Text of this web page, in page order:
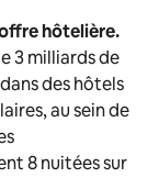
hôtelière.
3 milliards de
des hôtels
au sein de
8 nuitées sur